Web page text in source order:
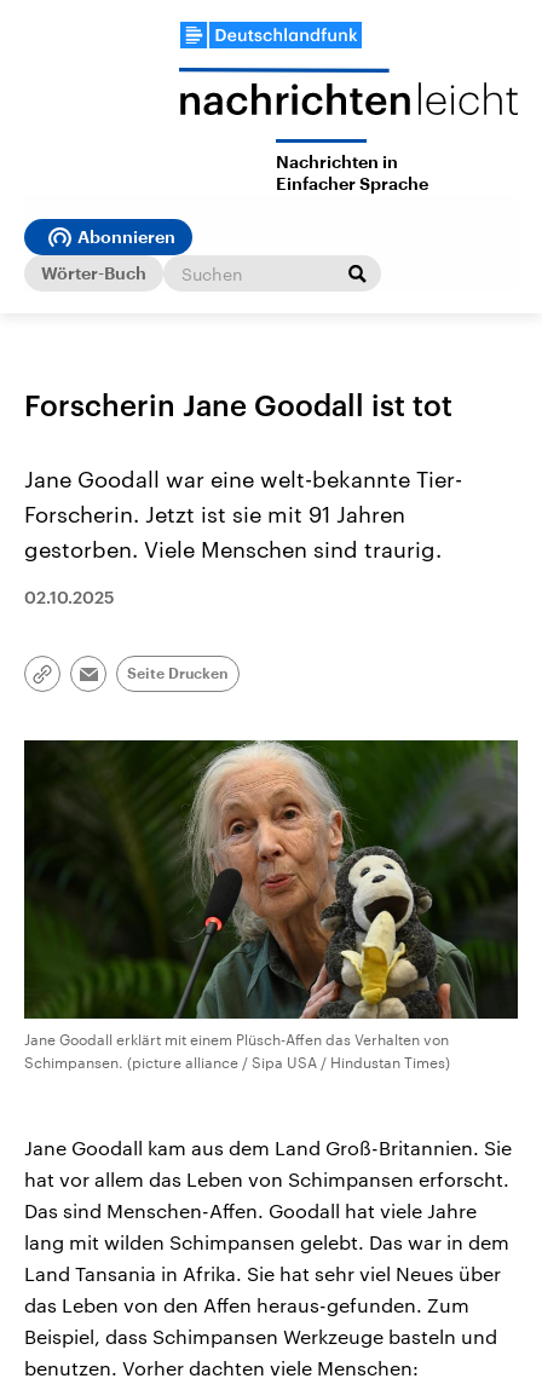
Nachrichten in
Einfacher Sprache
Abonnieren
Wörter-Buch
Forscherin Jane Goodall ist tot
Jane Goodall war eine welt-bekannte Tier-
Forscherin. Jetzt ist sie mit 91 Jahren
gestorben. Viele Menschen sind traurig.
02.10.2025
Link
Email
Seite Drucken
Jane Goodall erklärt mit einem Plüsch-Affen das Verhalten von
Schimpansen. (picture alliance / Sipa USA / Hindustan Times)
Jane Goodall kam aus dem Land Groß-Britannien. Sie
hat vor allem das Leben von Schimpansen erforscht.
Das sind Menschen-Affen. Goodall hat viele Jahre
lang mit wilden Schimpansen gelebt. Das war in dem
Land Tansania in Afrika. Sie hat sehr viel Neues über
das Leben von den Affen heraus-gefunden. Zum
Beispiel, dass Schimpansen Werkzeuge basteln und
benutzen. Vorher dachten viele Menschen: